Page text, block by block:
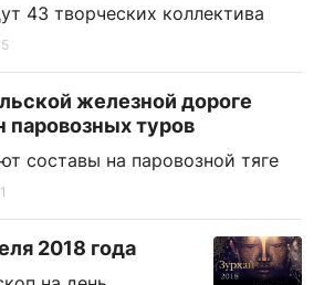
43 творческих коллектива
железной дороге
паровозных туров
составы на паровозной тяге
2018 года